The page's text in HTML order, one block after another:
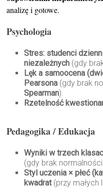
analizę i gotowe.
Psychologia
Stres: studenci
niezależnych (gdy
Lęk a samoocena
Pearsona (gdy brak
Spearman).
Rzetelność
Pedagogika / Edukacja
Wyniki w trzech
(gdy brak
Styl uczenia × płeć
kwadrat(przy małych